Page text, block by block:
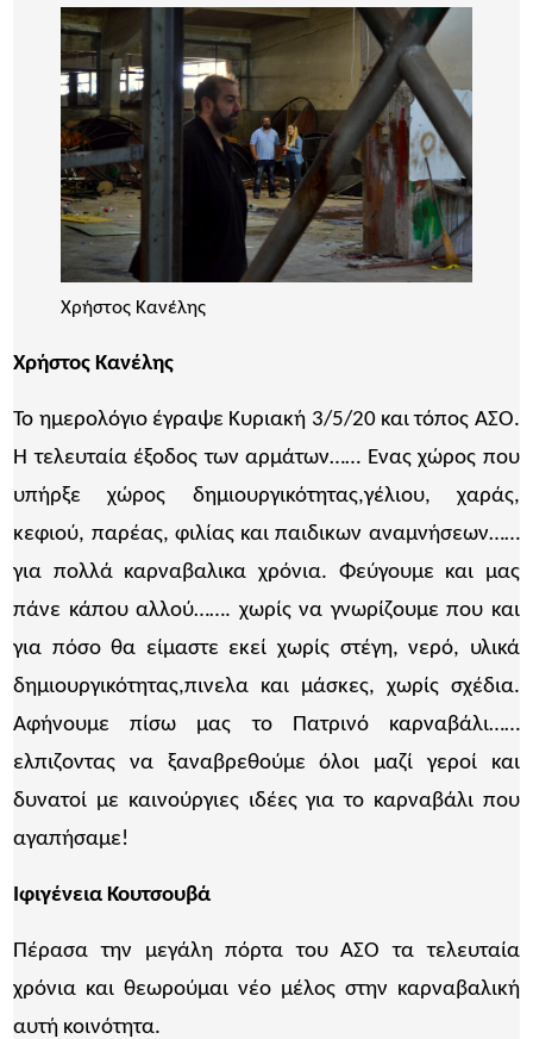
Χρήστος Κανέλης
Χρήστος Κανέλης
Το ημερολόγιο έγραψε Κυριακή 3/5/20 και τόπος ΑΣΟ.
Η τελευταία έξοδος των αρμάτων…… Ενας χώρος που
υπήρξε χώρος δημιουργικότητας,γέλιου, χαράς,
κεφιού, παρέας, φιλίας και παιδικων αναμνήσεων……
για πολλά καρναβαλικα χρόνια. Φεύγουμε και μας
πάνε κάπου αλλού……. χωρίς να γνωρίζουμε που και
για πόσο θα είμαστε εκεί χωρίς στέγη, νερό, υλικά
δημιουργικότητας,πινελα και μάσκες, χωρίς σχέδια.
Αφήνουμε πίσω μας το Πατρινό καρναβάλι……
ελπιζοντας να ξαναβρεθούμε όλοι μαζί γεροί και
δυνατοί με καινούργιες ιδέες για το καρναβάλι που
αγαπήσαμε!
Ιφιγένεια Κουτσουβά
Πέρασα την μεγάλη πόρτα του ΑΣΟ τα τελευταία
χρόνια και θεωρούμαι νέο μέλος στην καρναβαλική
αυτή κοινότητα.